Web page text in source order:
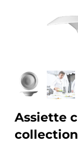
Assiette